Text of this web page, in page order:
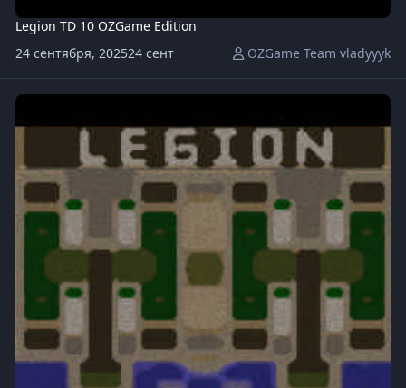
Legion TD 10 OZGame Edition
24 сентября, 202524 сент
OZGame Team vladyyyk